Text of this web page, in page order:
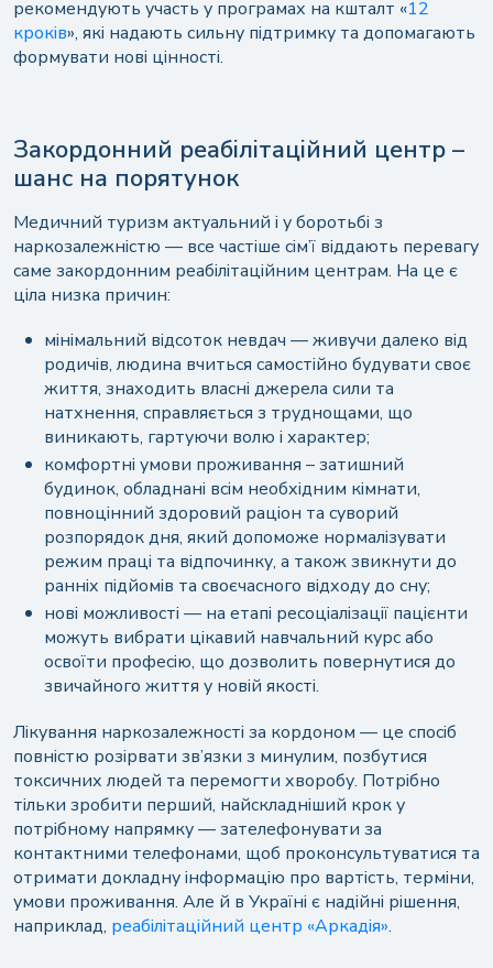
рекомендують участь у програмах на кшталт «12
кроків», які надають сильну підтримку та допомагають
формувати нові цінності.
Закордонний реабілітаційний центр –
шанс на порятунок
Медичний туризм актуальний і у боротьбі з
наркозалежністю — все частіше сім’ї віддають перевагу
саме закордонним реабілітаційним центрам. На це є
ціла низка причин:
мінімальний відсоток невдач — живучи далеко від
родичів, людина вчиться самостійно будувати своє
життя, знаходить власні джерела сили та
натхнення, справляється з труднощами, що
виникають, гартуючи волю і характер;
комфортні умови проживання – затишний
будинок, обладнані всім необхідним кімнати,
повноцінний здоровий раціон та суворий
розпорядок дня, який допоможе нормалізувати
режим праці та відпочинку, а також звикнути до
ранніх підйомів та своєчасного відходу до сну;
нові можливості — на етапі ресоціалізації пацієнти
можуть вибрати цікавий навчальний курс або
освоїти професію, що дозволить повернутися до
звичайного життя у новій якості.
Лікування наркозалежності за кордоном — це спосіб
повністю розірвати зв’язки з минулим, позбутися
токсичних людей та перемогти хворобу. Потрібно
тільки зробити перший, найскладніший крок у
потрібному напрямку — зателефонувати за
контактними телефонами, щоб проконсультуватися та
отримати докладну інформацію про вартість, терміни,
умови проживання. Але й в Україні є надійні рішення,
наприклад, реабілітаційний центр «Аркадія».